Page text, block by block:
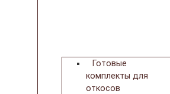
Готовые
комплекты для
откосов